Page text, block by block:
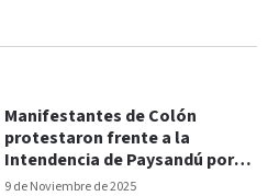
9 de Noviembre de 2025
Manifestantes de Colón
protestaron frente a la
Intendencia de Paysandú por
HIF